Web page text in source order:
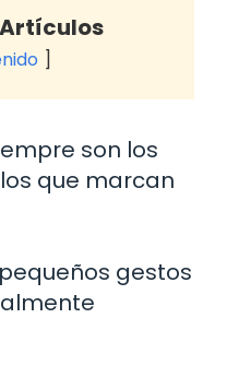
son los
que marcan
gestos